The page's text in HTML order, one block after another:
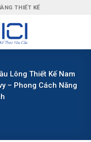
THIẾT KẾ
Lông Thiết Kế Nam
– Phong Cách Năng